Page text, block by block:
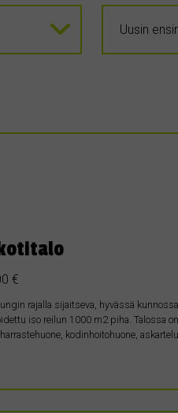
€
rajalla sijaitseva, hyvässä
iso reilun 1000 m2 piha. Talossa
kodinhoitohuone,